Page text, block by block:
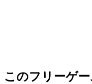
このフリーゲ